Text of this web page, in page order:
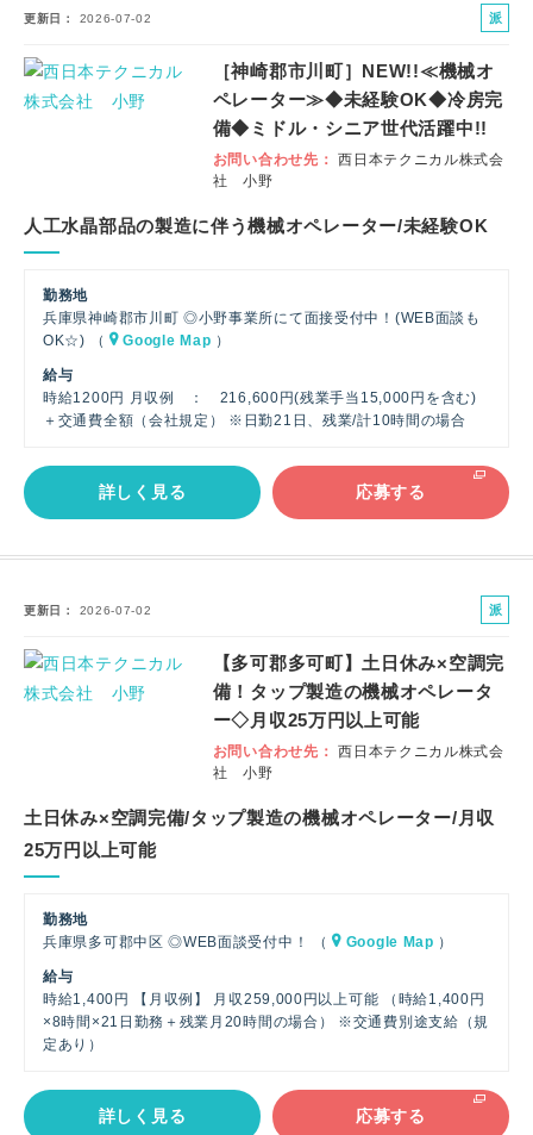
更新日 2026-07-02
派
社
員
［神崎郡市川町］NEW!!≪機械オ
ペレーター≫◆未経験OK◆冷房完
備◆ミドル・シニア世代活躍中!!
お問い合わせ先
西日本テクニカル株式会
社 小野
人工水晶部品の製造に伴う機械オペレーター/未経験OK
勤務地
兵庫県神崎郡市川町 ◎小野事業所にて面接受付中！(WEB面談も
OK☆) （
Google Map ）
給与
時給1200円 月収例 ： 216,600円(残業手当15,000円を含む)
＋交通費全額（会社規定） ※日勤21日、残業/計10時間の場合
詳しく見る 応募する
更新日 2026-07-02
派
社
員
【多可郡多可町】土日休み×空調完
備！タップ製造の機械オペレータ
ー◇月収25万円以上可能
お問い合わせ先
西日本テクニカル株式会
社 小野
土日休み×空調完備/タップ製造の機械オペレーター/月収
25万円以上可能
勤務地
兵庫県多可郡中区 ◎WEB面談受付中！ （
Google Map ）
給与
時給1,400円 【月収例】 月収259,000円以上可能 （時給1,400円
×8時間×21日勤務＋残業月20時間の場合） ※交通費別途支給（規
定あり）
詳しく見る 応募する